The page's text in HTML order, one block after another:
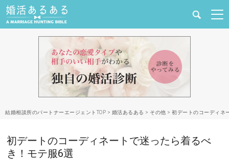
合コン・街コン
結婚相談所のパートナーエージェントTOP > 婚活あるある > その他 > 初デートのコーディネ
初デートのコーディネートで迷ったら着るべ
き！モテ服6選